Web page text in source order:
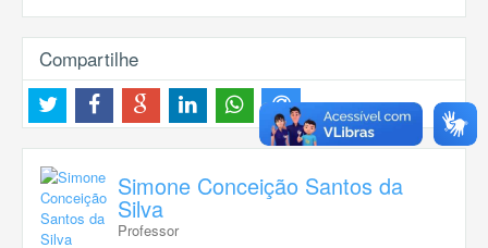
Compartilhe
Simone Conceição Santos da
Silva
Professor